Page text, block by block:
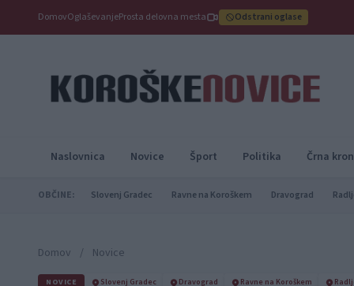
DomovOglaševanjeProsta delovna mesta Odstrani oglase
Naslovnica Novice Šport Politika Črna
OBČINE: Slovenj Gradec Ravne na Koroškem Dravograd
Domov / Novice
NOVICE Slovenj Gradec Dravograd Ravne na Koroškem